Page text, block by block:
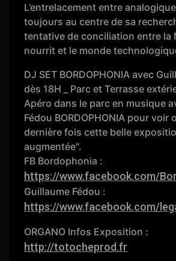
L’entrelacement entre
toujours au centre de sa
tentative de conciliation entre la
nourrit et le monde
DJ SET BORDOPHONIA avec
dès 18H _ Parc et Terrasse
Apéro dans le parc en musique
Fédou BORDOPHONIA pour voir
dernière fois cette belle
augmentée".
FB Bordophonia :
https://www.facebook.com/
Guillaume Fédou :
https://www.facebook.com/
ORGANO Infos Exposition :
http://totocheprod.fr